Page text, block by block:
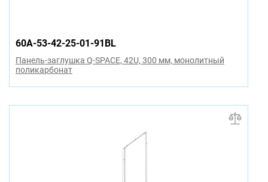
60A-53-42-25-01-91BL
Панель-заглушка Q-SPACE, 42U, 300 мм, монолитный
поликарбонат